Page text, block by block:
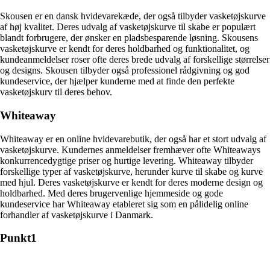
Skousen er en dansk hvidevarekæde, der også tilbyder vasketøjskurve
af høj kvalitet. Deres udvalg af vasketøjskurve til skabe er populært
blandt forbrugere, der ønsker en pladsbesparende løsning. Skousens
vasketøjskurve er kendt for deres holdbarhed og funktionalitet, og
kundeanmeldelser roser ofte deres brede udvalg af forskellige størrelser
og designs. Skousen tilbyder også professionel rådgivning og god
kundeservice, der hjælper kunderne med at finde den perfekte
vasketøjskurv til deres behov.
Whiteaway
Whiteaway er en online hvidevarebutik, der også har et stort udvalg af
vasketøjskurve. Kundernes anmeldelser fremhæver ofte Whiteaways
konkurrencedygtige priser og hurtige levering. Whiteaway tilbyder
forskellige typer af vasketøjskurve, herunder kurve til skabe og kurve
med hjul. Deres vasketøjskurve er kendt for deres moderne design og
holdbarhed. Med deres brugervenlige hjemmeside og gode
kundeservice har Whiteaway etableret sig som en pålidelig online
forhandler af vasketøjskurve i Danmark.
Punkt1